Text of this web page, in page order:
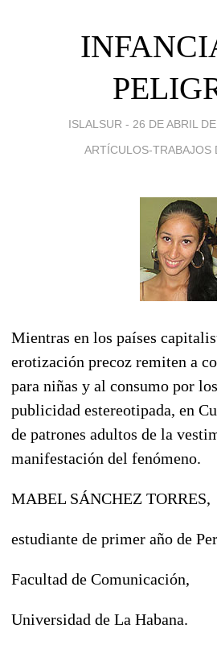
ISLALSUR - 26 DE ABRIL
ARTÍCULOS-TRABAJOS
Mientras en los países
erotización precoz remiten a
para niñas y al consumo por
publicidad estereotipada, en
de patrones adultos de la
manifestación del fenómeno.
MABEL SÁNCHEZ TORRES,
estudiante de primer año de
Facultad de Comunicación,
Universidad de La Habana.